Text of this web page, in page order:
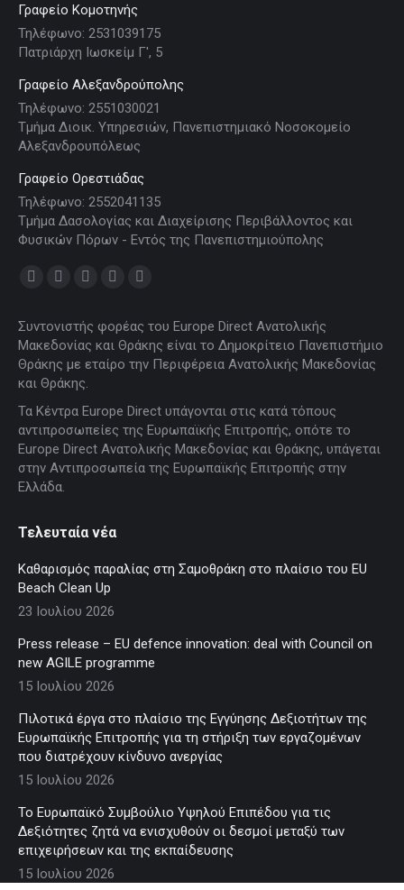
Γραφείο Κομοτηνής
Τηλέφωνο: 2531039175
Πατριάρχη Ιωσκείμ Γ', 5
Γραφείο Αλεξανδρούπολης
Τηλέφωνο: 2551030021
Τμήμα Διοικ. Υπηρεσιών, Πανεπιστημιακό Νοσοκομείο
Αλεξανδρουπόλεως
Γραφείο Ορεστιάδας
Τηλέφωνο: 2552041135
Τμήμα Δασολογίας και Διαχείρισης Περιβάλλοντος και
Φυσικών Πόρων - Εντός της Πανεπιστημιούπολης
Find us on:
Facebook
opens
in
new
window
X
opens
new
window
YouTube
opens
in
new
window
Linkedin
opens
window
Instagram
opens
window
Συντονιστής φορέας του Europe Direct Ανατολικής
Μακεδονίας και Θράκης είναι το Δημοκρίτειο Πανεπιστήμιο
Θράκης με εταίρο την Περιφέρεια Ανατολικής Μακεδονίας
και Θράκης.
Τα Κέντρα Europe Direct υπάγονται στις κατά τόπους
αντιπροσωπείες της Ευρωπαϊκής Επιτροπής, οπότε το
Europe Direct Ανατολικής Μακεδονίας και Θράκης, υπάγεται
στην Αντιπροσωπεία της Ευρωπαϊκής Επιτροπής στην
Ελλάδα.
Τελευταία νέα
Καθαρισμός παραλίας στη Σαμοθράκη στο πλαίσιο του EU
Beach Clean Up
23 Ιουλίου 2026
Press release – EU defence innovation: deal with Council on
new AGILE programme
15 Ιουλίου 2026
Πιλοτικά έργα στο πλαίσιο της Εγγύησης Δεξιοτήτων της
Ευρωπαϊκής Επιτροπής για τη στήριξη των εργαζομένων
που διατρέχουν κίνδυνο ανεργίας
15 Ιουλίου 2026
Το Ευρωπαϊκό Συμβούλιο Υψηλού Επιπέδου για τις
Δεξιότητες ζητά να ενισχυθούν οι δεσμοί μεταξύ των
επιχειρήσεων και της εκπαίδευσης
15 Ιουλίου 2026